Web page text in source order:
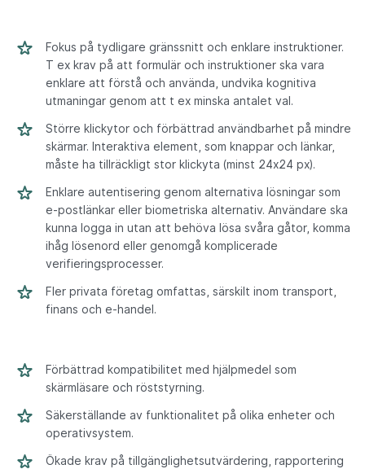
Fokus på tydligare gränssnitt och enklare instruktioner.
T ex krav på att formulär och instruktioner ska vara
enklare att förstå och använda, undvika kognitiva
utmaningar genom att t ex minska antalet val.
Större klickytor och förbättrad användbarhet på mindre
skärmar. Interaktiva element, som knappar och länkar,
måste ha tillräckligt stor klickyta (minst 24x24 px).
Enklare autentisering genom alternativa lösningar som
e-postlänkar eller biometriska alternativ. Användare ska
kunna logga in utan att behöva lösa svåra gåtor, komma
ihåg lösenord eller genomgå komplicerade
verifieringsprocesser.
Fler privata företag omfattas, särskilt inom transport,
finans och e-handel.
Förbättrad kompatibilitet med hjälpmedel som
skärmläsare och röststyrning.
Säkerställande av funktionalitet på olika enheter och
operativsystem.
Ökade krav på tillgänglighetsutvärdering, rapportering